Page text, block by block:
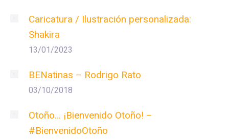
Caricatura / Ilustración personalizada:
Shakira
13/01/2023
BENatinas – Rodrigo Rato
03/10/2018
Otoño… ¡Bienvenido Otoño! –
#BienvenidoOtoño